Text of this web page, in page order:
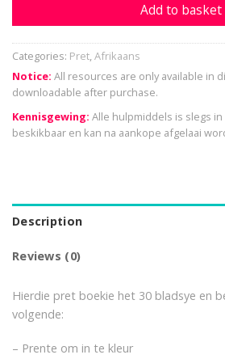
Add to basket
Categories: Pret,Afrikaans
Notice: All resources are only available in
downloadable after purchase.
Kennisgewing: Alle hulpmiddels is slegs
beskikbaar en kan na aankope afgelaai
Description
Reviews (0)
Hierdie pret boekie het 30 bladsye en
volgende:
– Prente om in te kleur